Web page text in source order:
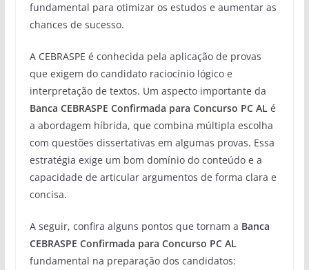
fundamental para otimizar os estudos e aumentar as
chances de sucesso.
A CEBRASPE é conhecida pela aplicação de provas
que exigem do candidato raciocínio lógico e
interpretação de textos. Um aspecto importante da
Banca CEBRASPE Confirmada para Concurso PC ALé
a abordagem híbrida, que combina múltipla escolha
com questões dissertativas em algumas provas. Essa
estratégia exige um bom domínio do conteúdo e a
capacidade de articular argumentos de forma clara e
concisa.
A seguir, confira alguns pontos que tornam a Banca
CEBRASPE Confirmada para Concurso PC AL
fundamental na preparação dos candidatos: